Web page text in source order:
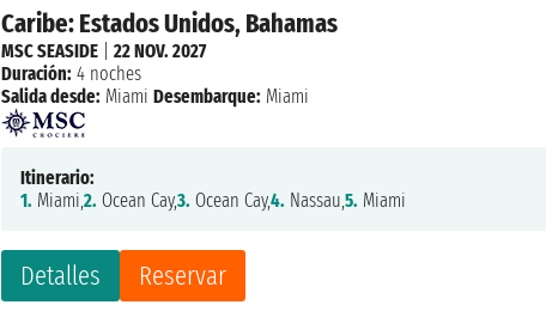
Caribe: Estados Unidos, Bahamas
Detalles Reservar
MSC SEASIDE |22 NOV. 2027
Duración: 4 noches
Salida desde: Miami Desembarque: Miami
Itinerario:
1. Miami,2. Ocean Cay,3. Ocean Cay,4. Nassau,5. Miami